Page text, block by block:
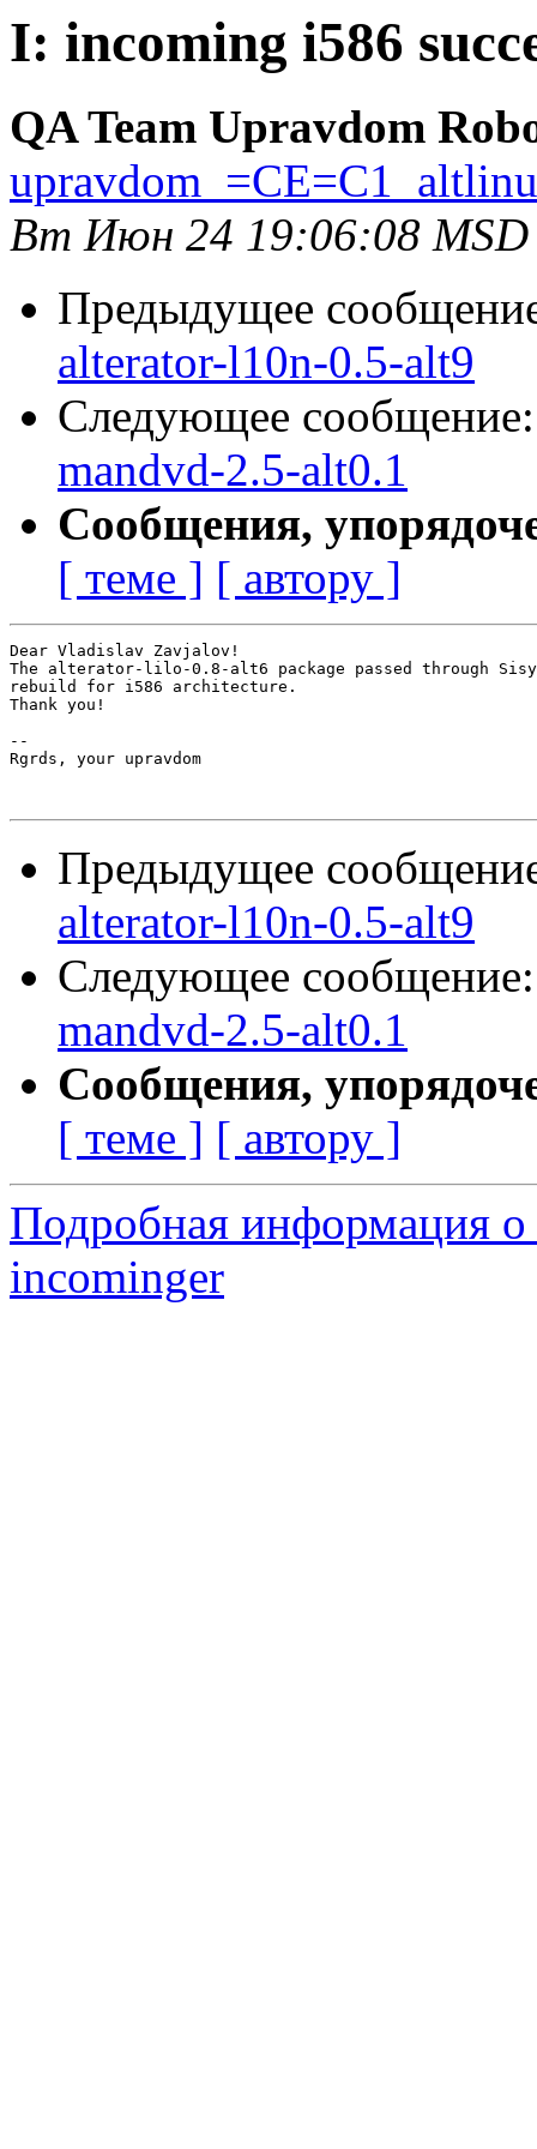
I: incoming i586
QA Team Upravdom
Вт Июн 24 19:06:08 MSD
Предыдущее
alterator-l10n-0.5-alt9
Следующее
mandvd-2.5-alt0.1
Сообщения,
[ теме ] [ автору ]
Dear Vladislav Zavjalov!
The alterator-lilo-0.8-alt6 package passed through
rebuild for i586 architecture.
Thank you!
--
Rgrds, your upravdom
Предыдущее
alterator-l10n-0.5-alt9
Следующее
mandvd-2.5-alt0.1
Сообщения,
[ теме ] [ автору ]
Подробная информация о
incominger